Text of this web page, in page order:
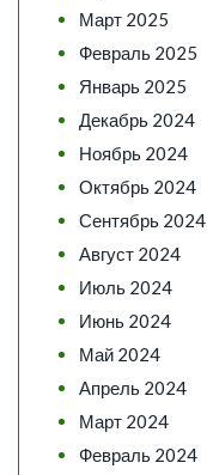
Март 2025
Февраль 2025
Январь 2025
Декабрь 2024
Ноябрь 2024
Октябрь 2024
Сентябрь 2024
Август 2024
Июль 2024
Июнь 2024
Май 2024
Апрель 2024
Март 2024
Февраль 2024